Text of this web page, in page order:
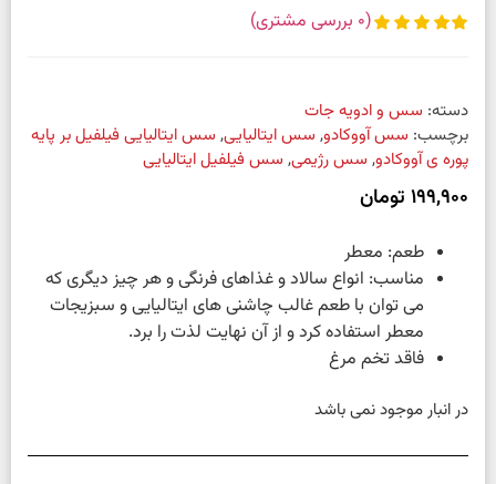
(
0 بررسی مشتری)
دسته: سس و ادویه جات
برچسب: سس آووکادو, سس ایتالیایی, سس ایتالیایی فیلفیل بر پایه
پوره ی آووکادو, سس رژیمی, سس فیلفیل ایتالیایی
199,900 تومان
طعم: معطر
مناسب: انواع سالاد و غذاهای فرنگی و هر چیز دیگری که
می توان با طعم غالب چاشنی های ایتالیایی و سبزیجات
معطر استفاده کرد و از آن نهایت لذت را برد.
فاقد تخم مرغ
در انبار موجود نمی باشد